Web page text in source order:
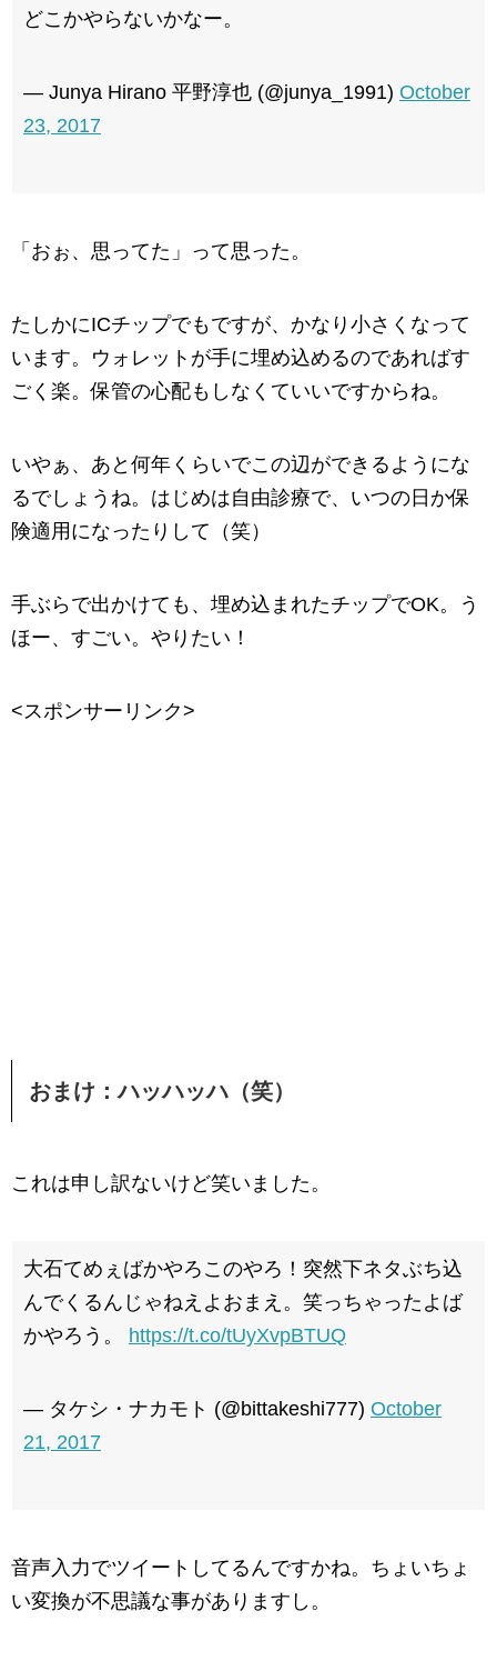
どこかやらないかなー。
— Junya Hirano 平野淳也 (@junya_1991) October
23, 2017
「おぉ、思ってた」って思った。
たしかにICチップでもですが、かなり小さくなって
います。ウォレットが手に埋め込めるのであればす
ごく楽。保管の心配もしなくていいですからね。
いやぁ、あと何年くらいでこの辺ができるようにな
るでしょうね。はじめは自由診療で、いつの日か保
険適用になったりして（笑）
手ぶらで出かけても、埋め込まれたチップでOK。う
ほー、すごい。やりたい！
<スポンサーリンク>
おまけ：ハッハッハ（笑）
これは申し訳ないけど笑いました。
大石てめぇばかやろこのやろ！突然下ネタぶち込
んでくるんじゃねえよおまえ。笑っちゃったよば
かやろう。 https://t.co/tUyXvpBTUQ
— タケシ・ナカモト (@bittakeshi777) October
21, 2017
音声入力でツイートしてるんですかね。ちょいちょ
い変換が不思議な事がありますし。